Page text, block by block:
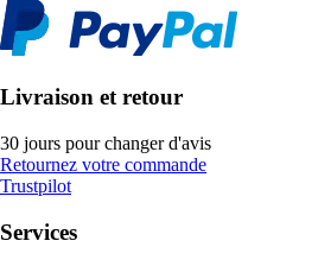
Livraison et retour
30 jours pour changer d'avis
Retournez votre commande
Trustpilot
Services